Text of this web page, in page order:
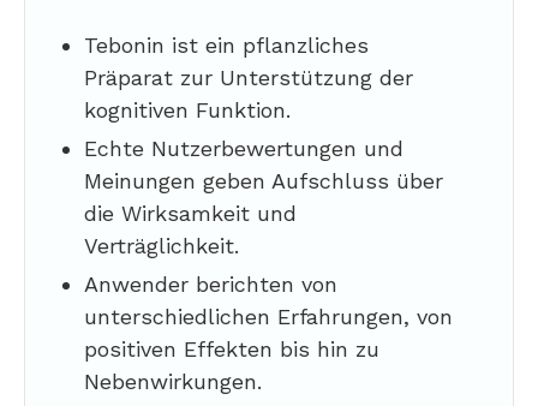
Tebonin ist ein pflanzliches
Präparat zur Unterstützung der
kognitiven Funktion.
Echte Nutzerbewertungen und
Meinungen geben Aufschluss über
die Wirksamkeit und
Verträglichkeit.
Anwender berichten von
unterschiedlichen Erfahrungen, von
positiven Effekten bis hin zu
Nebenwirkungen.